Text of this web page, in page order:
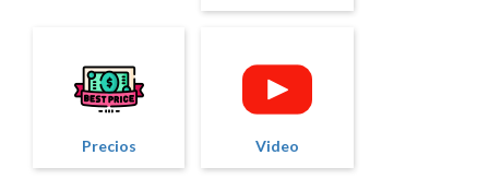
Precios Video